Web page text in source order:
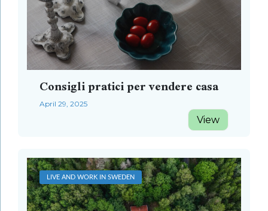
Consigli pratici per vendere casa
April 29, 2025
View
LIVE AND WORK IN SWEDEN